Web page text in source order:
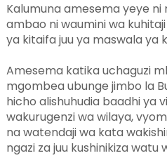
Kalumuna amesema yeye
ambao ni waumini wa
ya kitaifa juu ya maswala ya
Amesema katika uchaguzi
mgombea ubunge jimbo la
hicho alishuhudia baadhi ya
wakurugenzi wa wilaya,
na watendaji wa kata
ngazi za juu kushinikiza watu